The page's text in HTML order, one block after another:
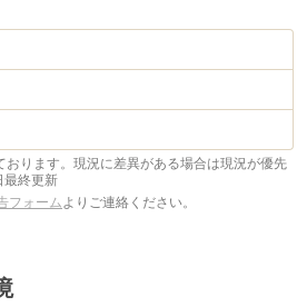
おります。現況に差異がある場合は現況が優先
最終更新
フォームよりご連絡ください。